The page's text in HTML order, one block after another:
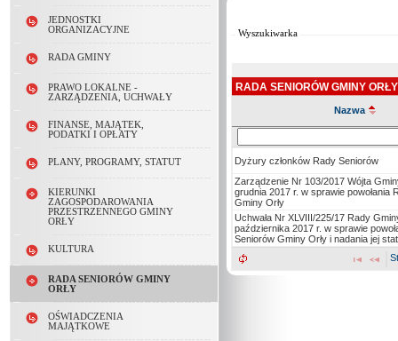
JEDNOSTKI
ORGANIZACYJNE
RADA GMINY
PRAWO LOKALNE -
ZARZĄDZENIA, UCHWAŁY
FINANSE, MAJĄTEK,
PODATKI I OPŁATY
PLANY, PROGRAMY, STATUT
KIERUNKI
ZAGOSPODAROWANIA
PRZESTRZENNEGO GMINY
ORŁY
KULTURA
RADA SENIORÓW GMINY
ORŁY
OŚWIADCZENIA
MAJĄTKOWE
Wyszukiwarka
RADA SENIORÓW GMINY ORŁY
Nazwa
w
tresc_tytul
Dyżury członków Rady Seniorów
Zarządzenie Nr 103/2017 Wójta
grudnia 2017 r. w sprawie powołania
Gminy Orły
Uchwała Nr XLVIII/225/17 Rady
października 2017 r. w sprawie
Seniorów Gminy Orły i nadania jej